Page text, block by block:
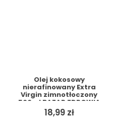
Olej kokosowy
nierafinowany Extra
Virgin zimnotłoczony
500ml BAZAR ZDROWIA
+ GRATIS
18,99zł